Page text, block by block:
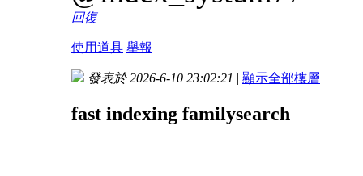
回復
使用道具 舉報
發表於 2026-6-10 23:02:21 | 顯示全部樓層
fast indexing familysearch